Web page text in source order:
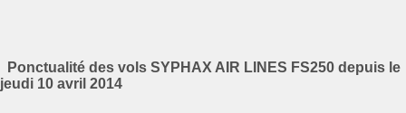
Ponctualité des vols SYPHAX AIR LINES FS250 depuis le
jeudi 10 avril 2014